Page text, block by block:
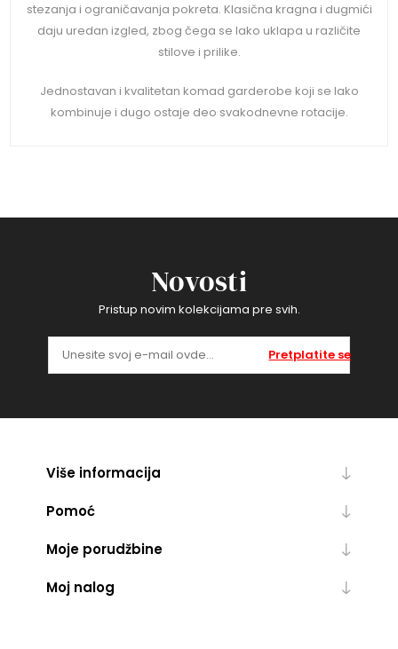
stezanja i ograničavanja pokreta. Klasična kragna i dugmići
daju uredan izgled, zbog čega se lako uklapa u različite
stilove i prilike.
Jednostavan i kvalitetan komad garderobe koji se lako
kombinuje i dugo ostaje deo svakodnevne rotacije.
Novosti
Pristup novim kolekcijama pre svih.
Pretplatite se
Više informacija
Pomoć
Moje porudžbine
Moj nalog